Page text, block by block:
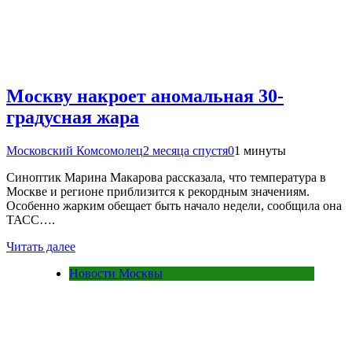
Москву накроет аномальная 30-
градусная жара
Московский Комсомолец2 месяца спустя01 минуты
Синоптик Марина Макарова рассказала, что температура в
Москве и регионе приблизится к рекордным значениям.
Особенно жарким обещает быть начало недели, сообщила она
ТАСС….
Читать далее
Новости Москвы